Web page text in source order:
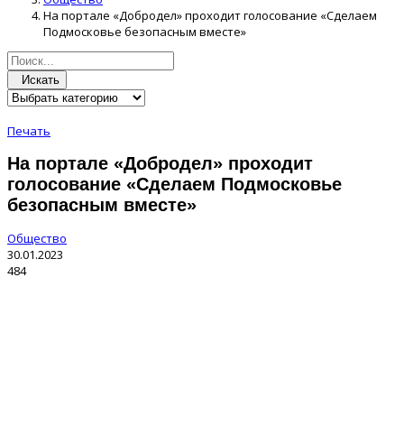
На портале «Добродел» проходит голосование «Сделаем
Подмосковье безопасным вместе»
Искать
Печать
На портале «Добродел» проходит
голосование «Сделаем Подмосковье
безопасным вместе»
Общество
30.01.2023
484